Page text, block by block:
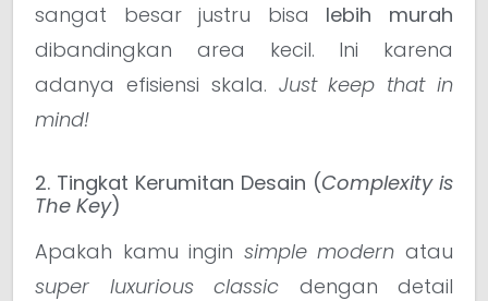
sangat besar justru bisa lebih murah
dibandingkan area kecil. Ini karena
adanya efisiensi skala. Just keep that in
mind!
2. Tingkat Kerumitan Desain (Complexity is
The Key)
Apakah kamu ingin simple modern atau
super luxurious classic dengan detail